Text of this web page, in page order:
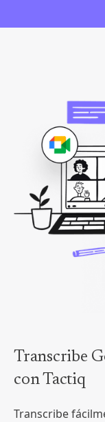
Transcribe
con Tactiq
Transcribe